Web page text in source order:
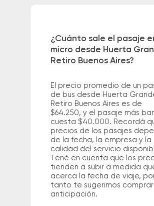
¿Cuánto sale el pasaje
micro desde Huerta
Retiro Buenos Aires?
El precio promedio de un
de bus desde Huerta
Retiro Buenos Aires es de
$64.250, y el pasaje más
cuesta $40.000. Recordá
precios de los pasajes
de la fecha, la empresa y la
calidad del servicio
Tené en cuenta que los
tienden a subir a medida
acerca la fecha de viaje,
tanto te sugerimos
anticipación.